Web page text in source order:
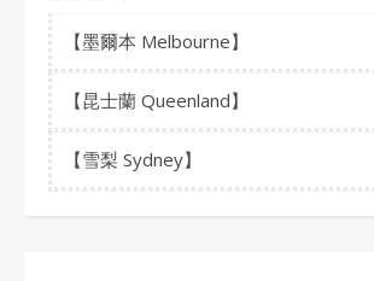
【墨爾本 Melbourne】
【昆士蘭 Queenland】
【雪梨 Sydney】